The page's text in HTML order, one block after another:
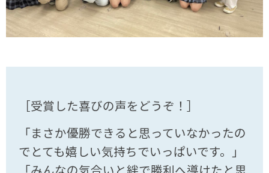
［受賞した喜びの声をどうぞ！］
「まさか優勝できると思っていなかったの
でとても嬉しい気持ちでいっぱいです。」